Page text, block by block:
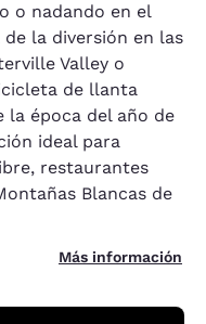
o nadando en el
la diversión en las
Valley o
de llanta
la época del año de
ideal para
restaurantes
Blancas de
Más información